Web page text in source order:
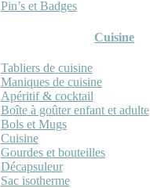
Pin’s et Badges
Cuisine
Tabliers de cuisine
Maniques de cuisine
Apéritif & cocktail
Boîte à goûter enfant et adulte
Bols et Mugs
Cuisine
Gourdes et bouteilles
Décapsuleur
Sac isotherme